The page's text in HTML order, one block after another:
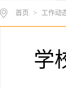
首页 > 工作动
学